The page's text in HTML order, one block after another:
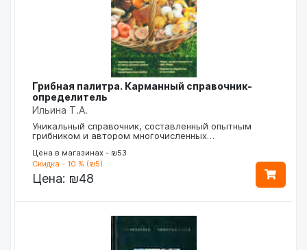
Грибная палитра. Карманный справочник-
определитель
Ильина Т.А.
Уникальный справочник, составленный опытным
грибником и автором многочисленных…
Цена в магазинах - ₪53
Скидка - 10 % (₪5)
Цена: ₪48